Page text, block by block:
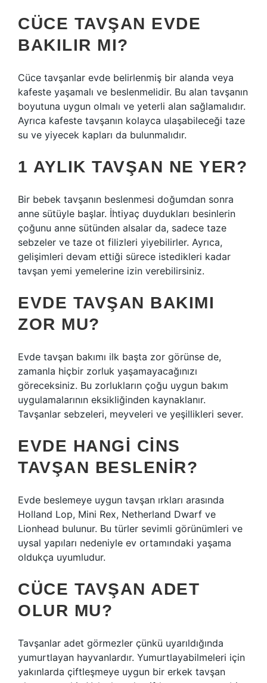
CÜCE TAVŞAN EVDE
BAKILIR MI?
Cüce tavşanlar evde belirlenmiş bir alanda veya
kafeste yaşamalı ve beslenmelidir. Bu alan tavşanın
boyutuna uygun olmalı ve yeterli alan sağlamalıdır.
Ayrıca kafeste tavşanın kolayca ulaşabileceği taze
su ve yiyecek kapları da bulunmalıdır.
1 AYLIK TAVŞAN NE YER?
Bir bebek tavşanın beslenmesi doğumdan sonra
anne sütüyle başlar. İhtiyaç duydukları besinlerin
çoğunu anne sütünden alsalar da, sadece taze
sebzeler ve taze ot filizleri yiyebilirler. Ayrıca,
gelişimleri devam ettiği sürece istedikleri kadar
tavşan yemi yemelerine izin verebilirsiniz.
EVDE TAVŞAN BAKIMI
ZOR MU?
Evde tavşan bakımı ilk başta zor görünse de,
zamanla hiçbir zorluk yaşamayacağınızı
göreceksiniz. Bu zorlukların çoğu uygun bakım
uygulamalarının eksikliğinden kaynaklanır.
Tavşanlar sebzeleri, meyveleri ve yeşillikleri sever.
EVDE HANGI CINS
TAVŞAN BESLENIR?
Evde beslemeye uygun tavşan ırkları arasında
Holland Lop, Mini Rex, Netherland Dwarf ve
Lionhead bulunur. Bu türler sevimli görünümleri ve
uysal yapıları nedeniyle ev ortamındaki yaşama
oldukça uyumludur.
CÜCE TAVŞAN ADET
OLUR MU?
Tavşanlar adet görmezler çünkü uyarıldığında
yumurtlayan hayvanlardır. Yumurtlayabilmeleri için
yakınlarda çiftleşmeye uygun bir erkek tavşan